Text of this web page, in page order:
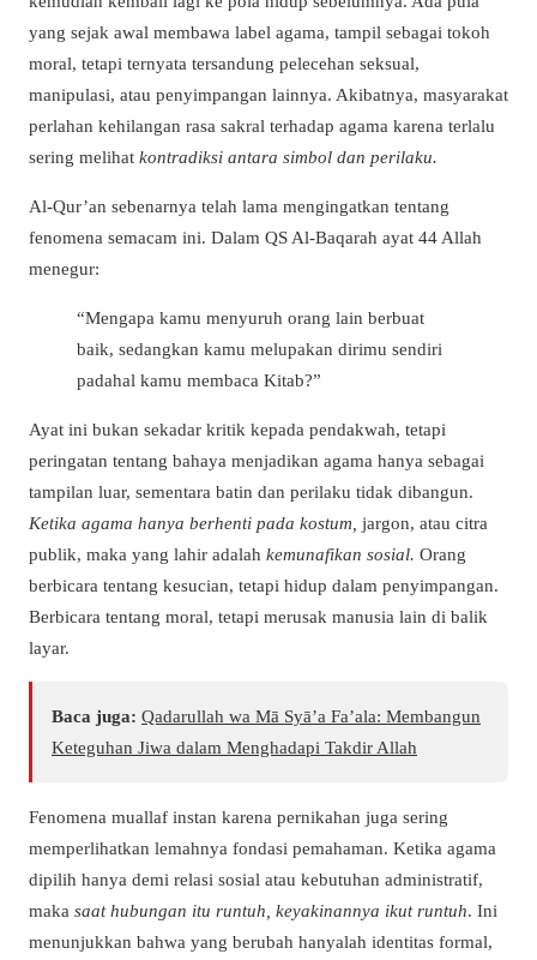
yang sejak awal membawa label agama, tampil sebagai tokoh
moral, tetapi ternyata tersandung pelecehan seksual,
manipulasi, atau penyimpangan lainnya. Akibatnya, masyarakat
perlahan kehilangan rasa sakral terhadap agama karena terlalu
sering melihat kontradiksi antara simbol dan perilaku.
Al-Qur’an sebenarnya telah lama mengingatkan tentang
fenomena semacam ini. Dalam QS Al-Baqarah ayat 44 Allah
menegur:
“Mengapa kamu menyuruh orang lain berbuat
baik, sedangkan kamu melupakan dirimu sendiri
padahal kamu membaca Kitab?”
Ayat ini bukan sekadar kritik kepada pendakwah, tetapi
peringatan tentang bahaya menjadikan agama hanya sebagai
tampilan luar, sementara batin dan perilaku tidak dibangun.
Ketika agama hanya berhenti pada kostum, jargon, atau citra
publik, maka yang lahir adalah kemunafikan sosial. Orang
berbicara tentang kesucian, tetapi hidup dalam penyimpangan.
Berbicara tentang moral, tetapi merusak manusia lain di balik
layar.
Baca juga: Qadarullah wa Mā Syā’a Fa’ala: Membangun
Keteguhan Jiwa dalam Menghadapi Takdir Allah
Fenomena muallaf instan karena pernikahan juga sering
memperlihatkan lemahnya fondasi pemahaman. Ketika agama
dipilih hanya demi relasi sosial atau kebutuhan administratif,
maka saat hubungan itu runtuh, keyakinannya ikut runtuh. Ini
menunjukkan bahwa yang berubah hanyalah identitas formal,